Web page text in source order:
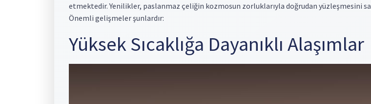
etmektedir. Yenilikler, paslanmaz çeliğin kozmosun zorluklarıyla doğrudan yüzleşmesini
Önemli gelişmeler şunlardır:
Yüksek Sıcaklığa Dayanıklı Alaşımlar